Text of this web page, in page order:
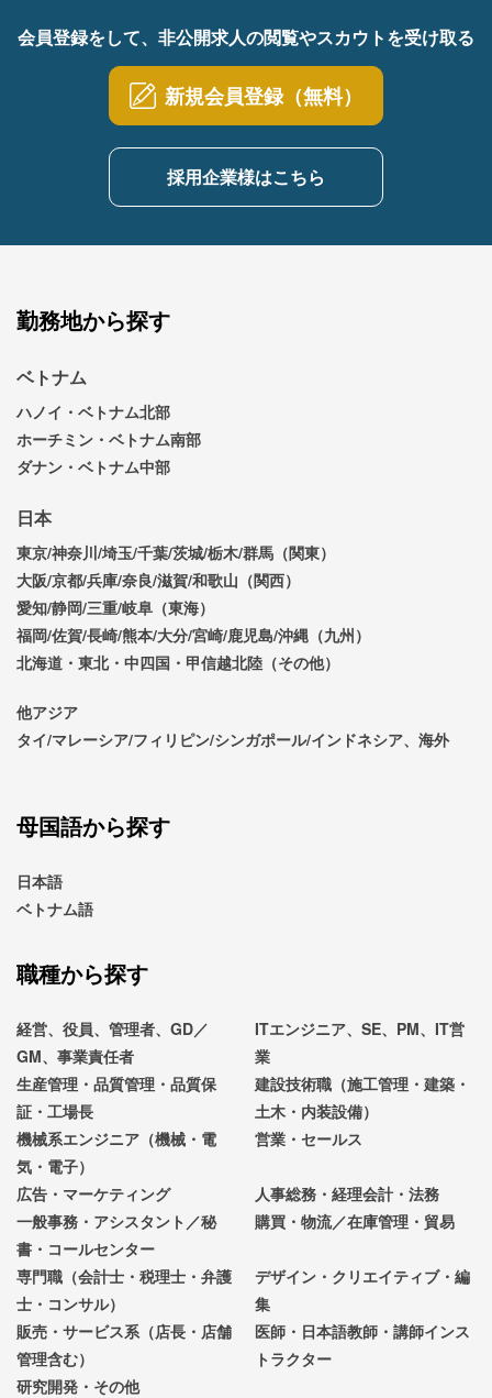
会員登録をして、非公開求人の閲覧やスカウトを受け取る
新規会員登録（無料）
採用企業様はこちら
勤務地から探す
ベトナム
ハノイ・ベトナム北部
ホーチミン・ベトナム南部
ダナン・ベトナム中部
日本
東京/神奈川/埼玉/千葉/茨城/栃木/群馬（関東）
大阪/京都/兵庫/奈良/滋賀/和歌山（関西）
愛知/静岡/三重/岐阜（東海）
福岡/佐賀/長崎/熊本/大分/宮崎/鹿児島/沖縄（九州）
北海道・東北・中四国・甲信越北陸（その他）
他アジア
タイ/マレーシア/フィリピン/シンガポール/インドネシア、海外
母国語から探す
日本語
ベトナム語
職種から探す
経営、役員、管理者、GD／
GM、事業責任者
ITエンジニア、SE、PM、IT営
業
生産管理・品質管理・品質保
証・工場長
建設技術職（施工管理・建築・
土木・内装設備）
機械系エンジニア（機械・電
気・電子）
営業・セールス
広告・マーケティング
人事総務・経理会計・法務
一般事務・アシスタント／秘
書・コールセンター
購買・物流／在庫管理・貿易
専門職（会計士・税理士・弁護
士・コンサル）
デザイン・クリエイティブ・編
集
販売・サービス系（店長・店舗
管理含む）
医師・日本語教師・講師インス
トラクター
研究開発・その他